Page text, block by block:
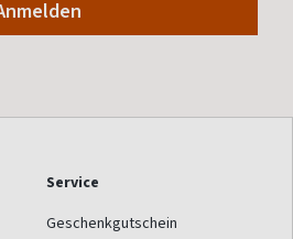
Service
Geschenkgutschein